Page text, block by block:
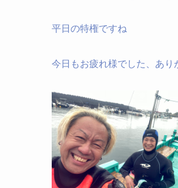
平日の特権ですね
今日もお疲れ様でした、あり